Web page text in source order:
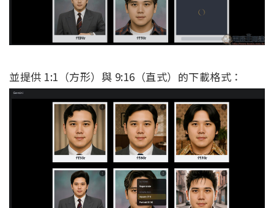
並提供 1:1（方形）與 9:16（直式）的下載格式：